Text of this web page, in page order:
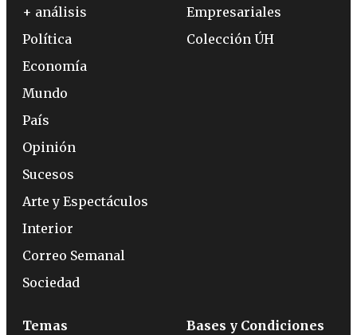
+ análisis
Política
Economía
Mundo
País
Opinión
Sucesos
Arte y Espectáculos
Interior
Correo Semanal
Sociedad
Empresariales
Colección ÚH
Temas
Bases y Condiciones